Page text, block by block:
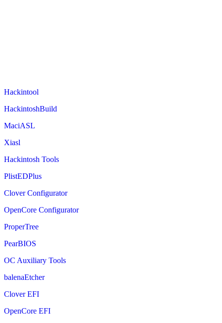
Hackintool
HackintoshBuild
MaciASL
Xiasl
Hackintosh Tools
PlistEDPlus
Clover Configurator
OpenCore Configurator
ProperTree
PearBIOS
OC Auxiliary Tools
balenaEtcher
Clover EFI
OpenCore EFI